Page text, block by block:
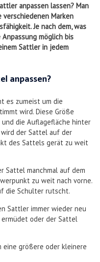
anpassen lassen? Man
Marken
Je nach dem, was
möglich bis
Sattler in jedem
anpassen?
es zumeist um die
wird. Diese Größe
die Auflagefläche hinter
wird der Sattel auf der
des Sattels gerät zu weit
Sattel manchmal auf dem
zu weit nach vorne.
die Schulter rutscht.
Sattler immer wieder neu
oder der Sattel
eine größere oder kleinere